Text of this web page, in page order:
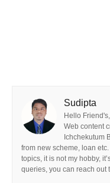
Sudipta
Hello
Web content
Ichchekutum
from new scheme, loan
topics, it is not my hobby,
queries, you can reach out